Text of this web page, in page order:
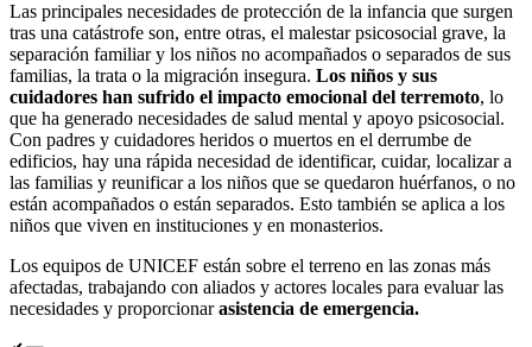
Las principales necesidades de protección de la infancia que surgen
tras una catástrofe son, entre otras, el malestar psicosocial grave, la
separación familiar y los niños no acompañados o separados de sus
familias, la trata o la migración insegura. Los niños y sus
cuidadores han sufrido el impacto emocional del terremoto, lo
que ha generado necesidades de salud mental y apoyo psicosocial.
Con padres y cuidadores heridos o muertos en el derrumbe de
edificios, hay una rápida necesidad de identificar, cuidar, localizar a
las familias y reunificar a los niños que se quedaron huérfanos, o no
están acompañados o están separados. Esto también se aplica a los
niños que viven en instituciones y en monasterios.
Los equipos de UNICEF están sobre el terreno en las zonas más
afectadas, trabajando con aliados y actores locales para evaluar las
necesidades y proporcionarasistencia de emergencia.